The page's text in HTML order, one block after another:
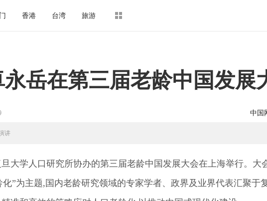
香港 台湾 旅游
岳在第三届老龄中国发展
中国
讲
大学人口研究所协办的第三届老龄中国发展大会在上海举行。大
”为主题,国内老龄研究领域的专家学者、政界及业界代表汇聚于